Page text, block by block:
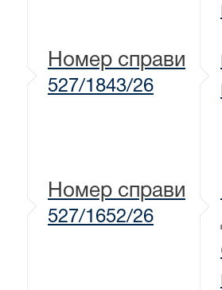
Номер справи
527/1843/26
Номер справи
527/1652/26